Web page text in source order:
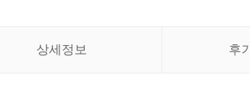
상세정보 후기